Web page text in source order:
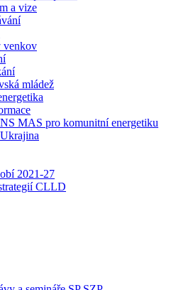
a vize
venkov
mládež
MAS pro komunitní energetiku
2021-27
CLLD